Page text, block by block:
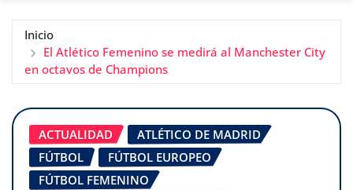
Inicio
El Atlético Femenino se medirá al Manchester City
en octavos de Champions
ACTUALIDAD
ATLÉTICO DE MADRID
FÚTBOL
FÚTBOL EUROPEO
FÚTBOL FEMENINO